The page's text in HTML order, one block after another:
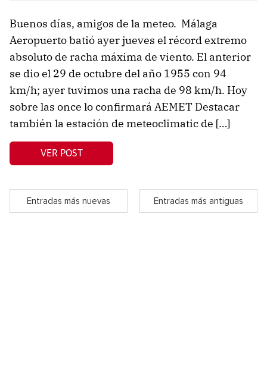
Buenos días, amigos de la meteo. Málaga
Aeropuerto batió ayer jueves el récord extremo
absoluto de racha máxima de viento. El anterior
se dio el 29 de octubre del año 1955 con 94
km/h; ayer tuvimos una racha de 98 km/h. Hoy
sobre las once lo confirmará AEMET Destacar
también la estación de meteoclimatic de […]
VER POST
Entradas más nuevas Entradas más antiguas